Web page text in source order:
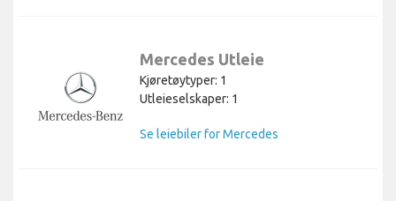
Mercedes Utleie
Kjøretøytyper: 1
Utleieselskaper: 1
Se leiebiler for Mercedes